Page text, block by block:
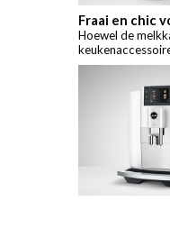
Fraai en chic
Hoewel de